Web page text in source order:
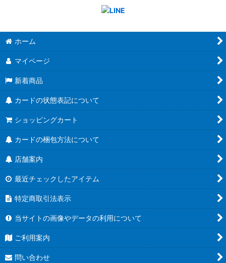
ホーム
マイページ
新着商品
カードの状態表記について
ショッピングカート
カードの梱包方法について
店舗案内
最近チェックしたアイテム
特定商取引法表示
当サイトの画像やデータの利用について
ご利用案内
問い合わせ